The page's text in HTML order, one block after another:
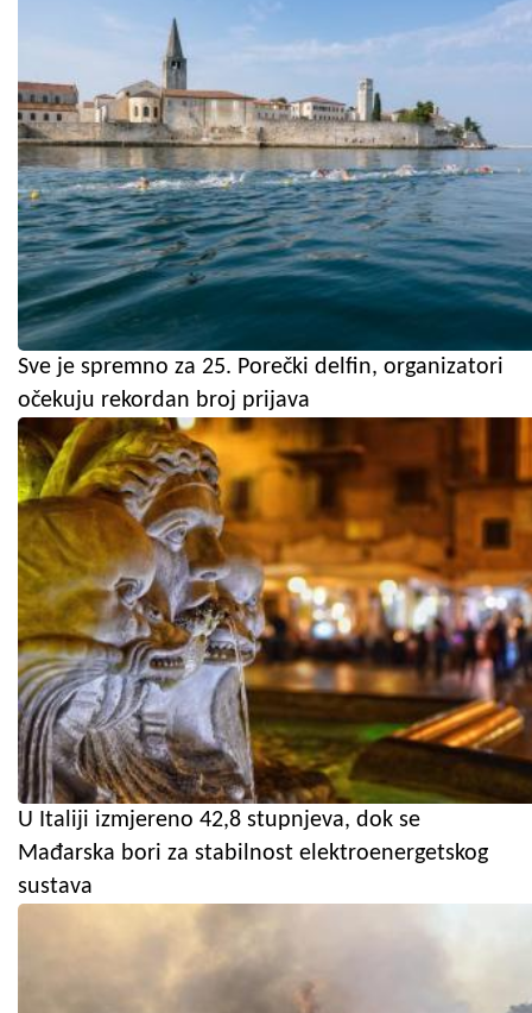
Sve je spremno za 25. Porečki delfin, organizatori
očekuju rekordan broj prijava
U Italiji izmjereno 42,8 stupnjeva, dok se
Mađarska bori za stabilnost elektroenergetskog
sustava